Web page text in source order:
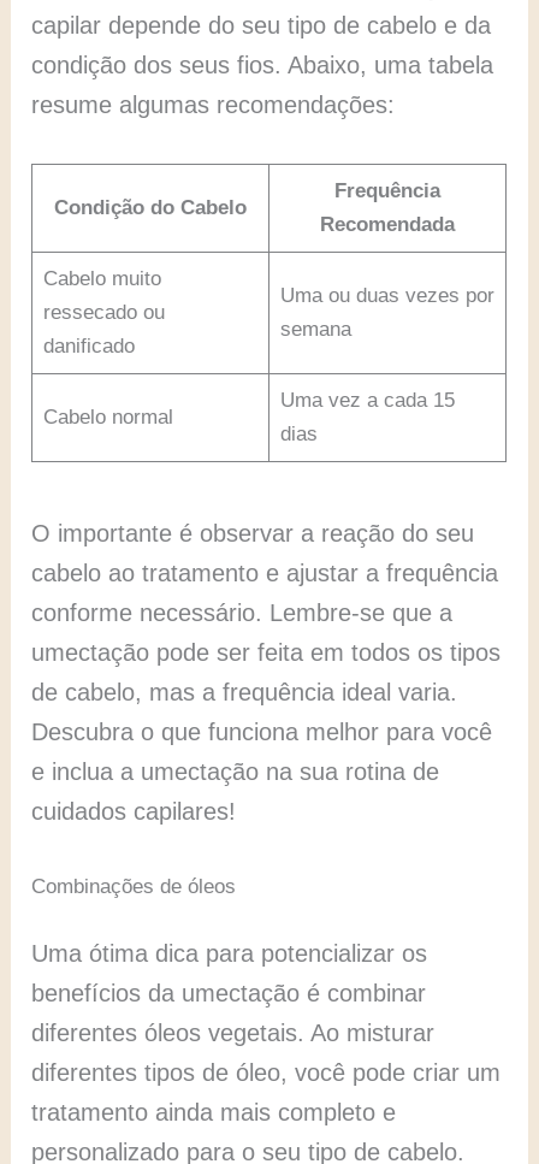
capilar depende do seu tipo de cabelo e da
condição dos seus fios. Abaixo, uma tabela
resume algumas recomendações:
Condição do Cabelo
Frequência
Recomendada
Cabelo muito
ressecado ou
danificado
Uma ou duas vezes por
semana
Cabelo normal
Uma vez a cada 15
dias
O importante é observar a reação do seu
cabelo ao tratamento e ajustar a frequência
conforme necessário. Lembre-se que a
umectação pode ser feita em todos os tipos
de cabelo, mas a frequência ideal varia.
Descubra o que funciona melhor para você
e inclua a umectação na sua rotina de
cuidados capilares!
Combinações de óleos
Uma ótima dica para potencializar os
benefícios da umectação é combinar
diferentes óleos vegetais. Ao misturar
diferentes tipos de óleo, você pode criar um
tratamento ainda mais completo e
personalizado para o seu tipo de cabelo.